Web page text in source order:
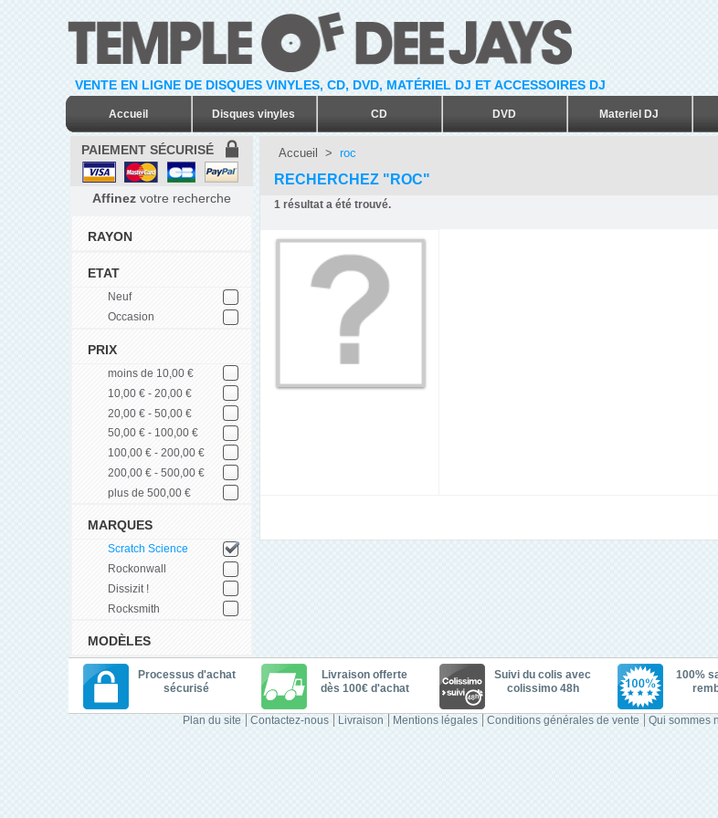
VENTE EN LIGNE DE DISQUES VINYLES, CD, DVD, MATÉRIEL DJ ET ACCESSOIRES DJ
Accueil Disques vinyles CD DVD Materiel DJ
PAIEMENT SÉCURISÉ
Affinez votre recherche
RAYON
ETAT
Neuf
Occasion
PRIX
moins de 10,00 €
10,00 € - 20,00 €
20,00 € - 50,00 €
50,00 € - 100,00 €
100,00 € - 200,00 €
200,00 € - 500,00 €
plus de 500,00 €
MARQUES
Scratch Science
Rockonwall
Dissizit !
Rocksmith
MODÈLES
Accueil > roc
RECHERCHEZ "ROC"
1 résultat a été trouvé.
Processus d'achat
sécurisé
Livraison offerte
dès 100€ d'achat
Suivi du colis avec
colissimo 48h
100%
Plan du site Contactez-nous Livraison Mentions légales Conditions générales de vente Qui sommes